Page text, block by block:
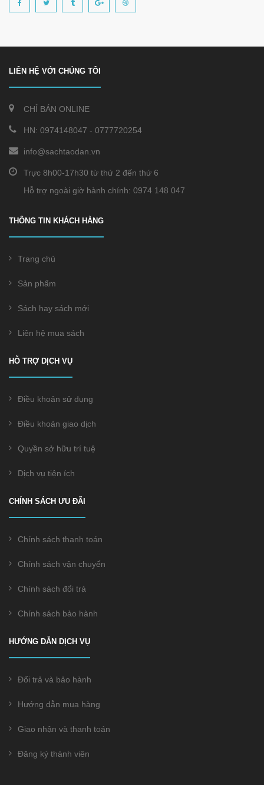
LIÊN HỆ VỚI CHÚNG TÔI
CHỈ BÁN ONLINE
HN: 0974148047 - 0777720254
info@sachtaodan.vn
Trực 8h00-17h30 từ thứ 2 đến thứ 6
Hỗ trợ ngoài giờ hành chính: 0974 148 047
THÔNG TIN KHÁCH HÀNG
Trang chủ
Sản phẩm
Sách hay sách mới
Liên hệ mua sách
HỖ TRỢ DỊCH VỤ
Điều khoản sử dụng
Điều khoản giao dịch
Quyền sở hữu trí tuệ
Dịch vụ tiện ích
CHÍNH SÁCH ƯU ĐÃI
Chính sách thanh toán
Chính sách vận chuyển
Chính sách đổi trả
Chính sách bảo hành
HƯỚNG DẪN DỊCH VỤ
Đổi trả và bảo hành
Hướng dẫn mua hàng
Giao nhận và thanh toán
Đăng ký thành viên